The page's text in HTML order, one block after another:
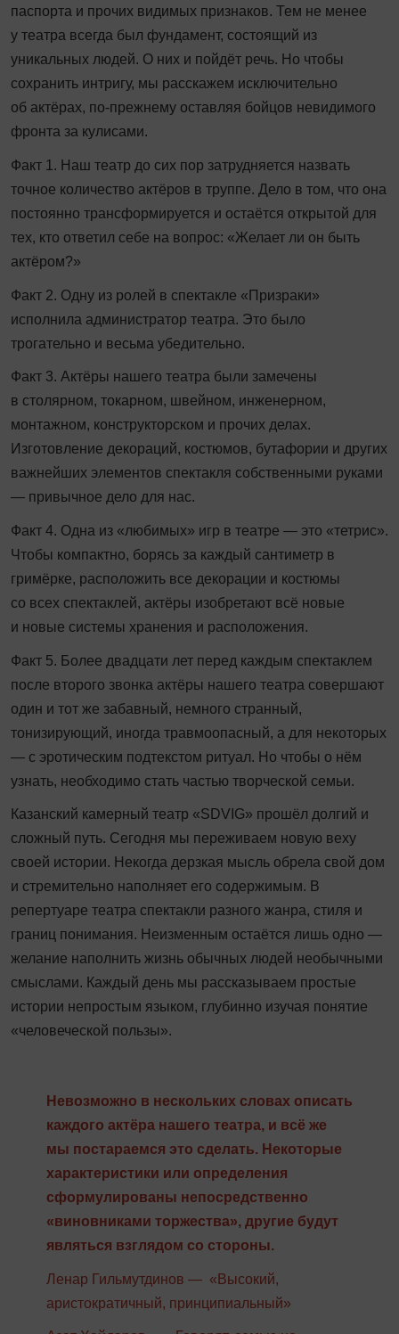
паспорта и прочих видимых признаков. Тем не менее
у театра всегда был фундамент, состоящий из
уникальных людей. О них и пойдёт речь. Но чтобы
сохранить интригу, мы расскажем исключительно
об актёрах, по-прежнему оставляя бойцов невидимого
фронта за кулисами.
Факт 1. Наш театр до сих пор затрудняется назвать
точное количество актёров в труппе. Дело в том, что она
постоянно трансформируется и остаётся открытой для
тех, кто ответил себе на вопрос: «Желает ли он быть
актёром?»
Факт 2. Одну из ролей в спектакле «Призраки»
исполнила администратор театра. Это было
трогательно и весьма убедительно.
Факт 3. Актёры нашего театра были замечены
в столярном, токарном, швейном, инженерном,
монтажном, конструкторском и прочих делах.
Изготовление декораций, костюмов, бутафории и других
важнейших элементов спектакля собственными руками
— привычное дело для нас.
Факт 4. Одна из «любимых» игр в театре — это «тетрис».
Чтобы компактно, борясь за каждый сантиметр в
гримёрке, расположить все декорации и костюмы
со всех спектаклей, актёры изобретают всё новые
и новые системы хранения и расположения.
Факт 5. Более двадцати лет перед каждым спектаклем
после второго звонка актёры нашего театра совершают
один и тот же забавный, немного странный,
тонизирующий, иногда травмоопасный, а для некоторых
— с эротическим подтекстом ритуал. Но чтобы о нём
узнать, необходимо стать частью творческой семьи.
Казанский камерный театр «SDVIG» прошёл долгий и
сложный путь. Сегодня мы переживаем новую веху
своей истории. Некогда дерзкая мысль обрела свой дом
и стремительно наполняет его содержимым. В
репертуаре театра спектакли разного жанра, стиля и
границ понимания. Неизменным остаётся лишь одно —
желание наполнить жизнь обычных людей необычными
смыслами. Каждый день мы рассказываем простые
истории непростым языком, глубинно изучая понятие
«человеческой пользы».
Невозможно в нескольких словах описать
каждого актёра нашего театра, и всё же
мы постараемся это сделать. Некоторые
характеристики или определения
сформулированы непосредственно
«виновниками торжества», другие будут
являться взглядом со стороны.
Ленар Гильмутдинов — «Высокий,
аристократичный, принципиальный»